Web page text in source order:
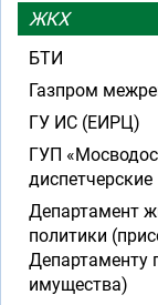
ЖКХ
БТИ
Газпром
ГУ ИС (ЕИРЦ)
ГУП
диспетчерские
Департамент
политики
Департаменту
имущества)